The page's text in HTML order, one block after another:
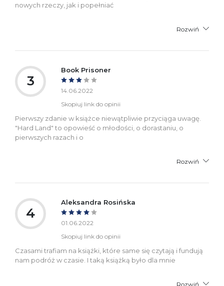
nowych rzeczy, jak i popełniać
Rozwiń
3
Book Prisoner
14.06.2022
Skopiuj link do opinii
Pierwszy zdanie w książce niewątpliwie przyciąga uwagę.
"Hard Land" to opowieść o młodości, o dorastaniu, o
pierwszych razach i o
Rozwiń
4
Aleksandra Rosińska
01.06.2022
Skopiuj link do opinii
Czasami trafiam na książki, które same się czytają i fundują
nam podróż w czasie. I taką książką było dla mnie
Rozwiń